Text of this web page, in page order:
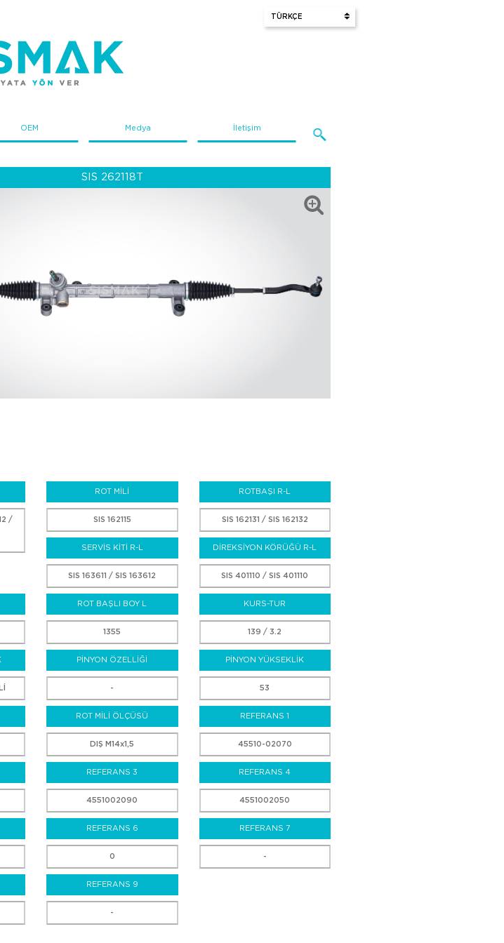
OEM Medya İletişim
SIS 262118T
/
ROT MİLİ
SIS 162115
ROTBAŞI R-L
SIS 162131 / SIS 162132
SERVİS KİTİ R-L
SIS 163611 / SIS 163612
DİREKSİYON KÖRÜĞÜ R-L
SIS 401110 / SIS 401110
ROT BAŞLI BOY L
1355
KURS-TUR
139 / 3.2
PİNYON ÖZELLİĞİ
-
PİNYON YÜKSEKLİK
53
ROT MİLİ ÖLÇÜSÜ
DIŞ M14x1,5
REFERANS 1
45510-02070
REFERANS 3
4551002090
REFERANS 4
4551002050
REFERANS 6
0
REFERANS 7
-
REFERANS 9
-